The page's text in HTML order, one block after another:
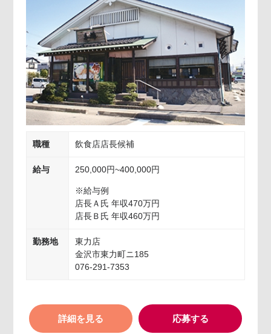
職種 飲食店店長候補
給与 250,000円~400,000円
※給与例
店長Ａ氏 年収470万円
店長Ｂ氏 年収460万円
勤務地
東力店
金沢市東力町ニ185
076-291-7353
詳細を見る 応募する